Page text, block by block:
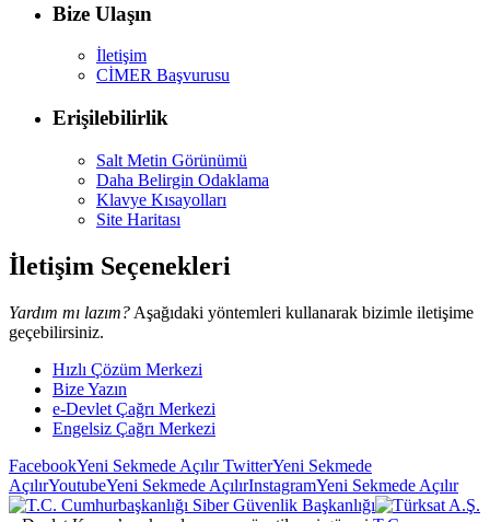
Bize Ulaşın
İletişim
CİMER Başvurusu
Erişilebilirlik
Salt Metin Görünümü
Daha Belirgin Odaklama
Klavye Kısayolları
Site Haritası
İletişim Seçenekleri
Yardım mı lazım? Aşağıdaki yöntemleri kullanarak bizimle iletişime
geçebilirsiniz.
Hızlı Çözüm Merkezi
Bize Yazın
e-Devlet Çağrı Merkezi
Engelsiz Çağrı Merkezi
FacebookYeni Sekmede AçılırTwitterYeni Sekmede
AçılırYoutubeYeni Sekmede AçılırInstagramYeni Sekmede Açılır